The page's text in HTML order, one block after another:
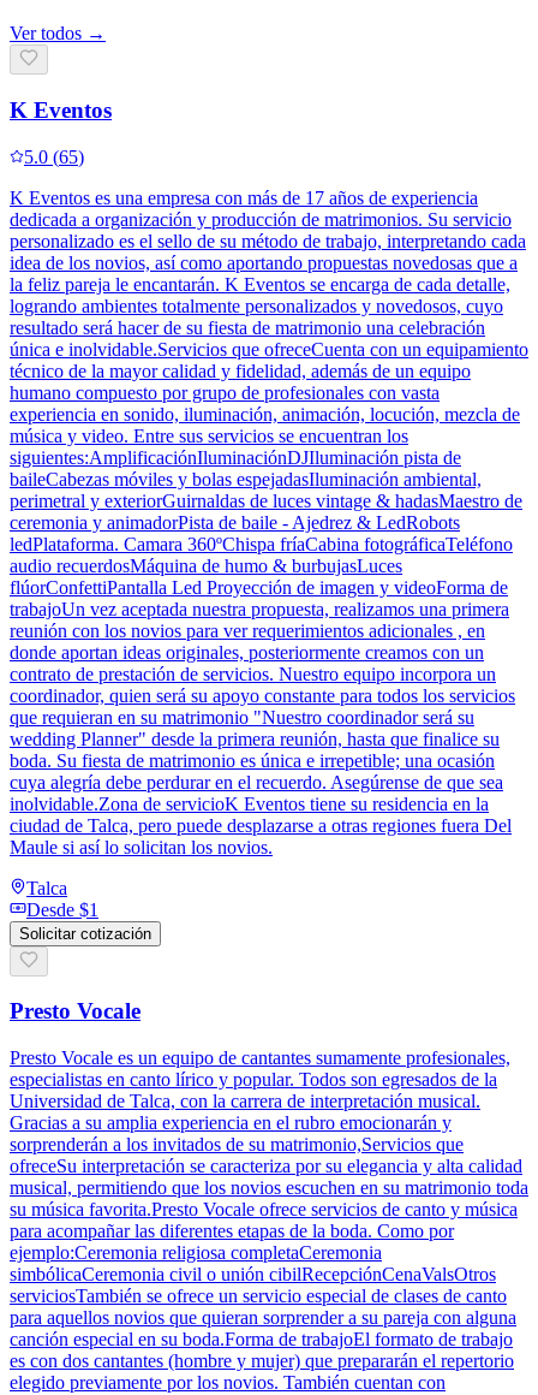
Ver todos →
K Eventos
5.0 (65)
K Eventos es una empresa con más de 17 años de experiencia
dedicada a organización y producción de matrimonios. Su servicio
personalizado es el sello de su método de trabajo, interpretando cada
idea de los novios, así como aportando propuestas novedosas que a
la feliz pareja le encantarán. K Eventos se encarga de cada detalle,
logrando ambientes totalmente personalizados y novedosos, cuyo
resultado será hacer de su fiesta de matrimonio una celebración
única e inolvidable.Servicios que ofreceCuenta con un equipamiento
técnico de la mayor calidad y fidelidad, además de un equipo
humano compuesto por grupo de profesionales con vasta
experiencia en sonido, iluminación, animación, locución, mezcla de
música y video. Entre sus servicios se encuentran los
siguientes:AmplificaciónIluminaciónDJIluminación pista de
baileCabezas móviles y bolas espejadasIluminación ambiental,
perimetral y exteriorGuirnaldas de luces vintage & hadasMaestro de
ceremonia y animadorPista de baile - Ajedrez & LedRobots
ledPlataforma. Camara 360ºChispa fríaCabina fotográficaTeléfono
audio recuerdosMáquina de humo & burbujasLuces
flúorConfettiPantalla Led Proyección de imagen y videoForma de
trabajoUn vez aceptada nuestra propuesta, realizamos una primera
reunión con los novios para ver requerimientos adicionales , en
donde aportan ideas originales, posteriormente creamos con un
contrato de prestación de servicios. Nuestro equipo incorpora un
coordinador, quien será su apoyo constante para todos los servicios
que requieran en su matrimonio "Nuestro coordinador será su
wedding Planner" desde la primera reunión, hasta que finalice su
boda. Su fiesta de matrimonio es única e irrepetible; una ocasión
cuya alegría debe perdurar en el recuerdo. Asegúrense de que sea
inolvidable.Zona de servicioK Eventos tiene su residencia en la
ciudad de Talca, pero puede desplazarse a otras regiones fuera Del
Maule si así lo solicitan los novios.
Talca
Desde $1
Solicitar cotización
Presto Vocale
Presto Vocale es un equipo de cantantes sumamente profesionales,
especialistas en canto lírico y popular. Todos son egresados de la
Universidad de Talca, con la carrera de interpretación musical.
Gracias a su amplia experiencia en el rubro emocionarán y
sorprenderán a los invitados de su matrimonio,Servicios que
ofreceSu interpretación se caracteriza por su elegancia y alta calidad
musical, permitiendo que los novios escuchen en su matrimonio toda
su música favorita.Presto Vocale ofrece servicios de canto y música
para acompañar las diferentes etapas de la boda. Como por
ejemplo:Ceremonia religiosa completaCeremonia
simbólicaCeremonia civil o unión cibilRecepciónCenaValsOtros
serviciosTambién se ofrece un servicio especial de clases de canto
para aquellos novios que quieran sorprender a su pareja con alguna
canción especial en su boda.Forma de trabajoEl formato de trabajo
es con dos cantantes (hombre y mujer) que prepararán el repertorio
elegido previamente por los novios. También cuentan con